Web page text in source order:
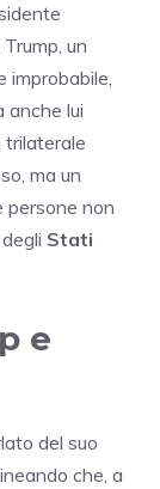
un
improbabile,
anche lui
trilaterale
ma un
persone non
Stati
e
del suo
che, a